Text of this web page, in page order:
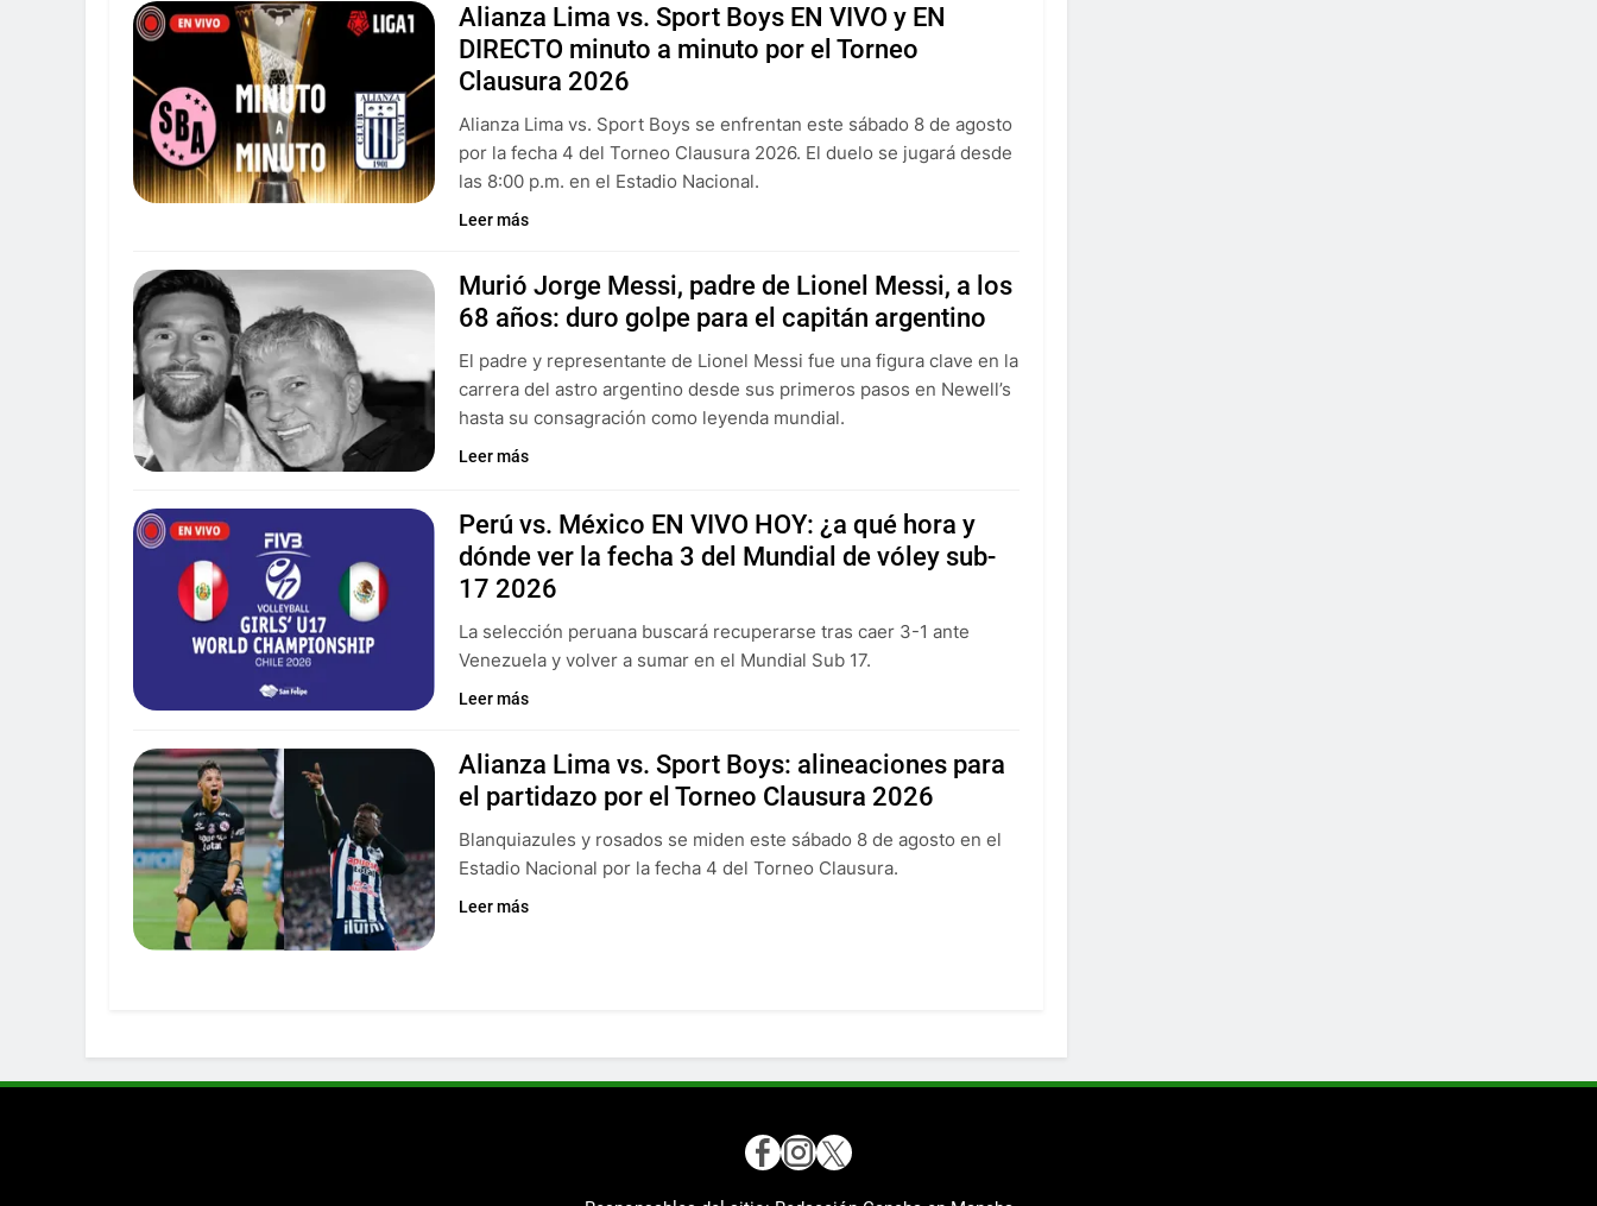
Alianza Lima vs. Sport Boys EN VIVO y EN
DIRECTO minuto a minuto por el Torneo
Clausura 2026
Alianza Lima vs. Sport Boys se enfrentan este sábado 8 de agosto
por la fecha 4 del Torneo Clausura 2026. El duelo se jugará desde
las 8:00 p.m. en el Estadio Nacional.
Leer más
Murió Jorge Messi, padre de Lionel Messi, a los
68 años: duro golpe para el capitán argentino
El padre y representante de Lionel Messi fue una figura clave en la
carrera del astro argentino desde sus primeros pasos en Newell’s
hasta su consagración como leyenda mundial.
Leer más
Perú vs. México EN VIVO HOY: ¿a qué hora y
dónde ver la fecha 3 del Mundial de vóley sub-
17 2026
La selección peruana buscará recuperarse tras caer 3-1 ante
Venezuela y volver a sumar en el Mundial Sub 17.
Leer más
Alianza Lima vs. Sport Boys: alineaciones para
el partidazo por el Torneo Clausura 2026
Blanquiazules y rosados se miden este sábado 8 de agosto en el
Estadio Nacional por la fecha 4 del Torneo Clausura.
Leer más